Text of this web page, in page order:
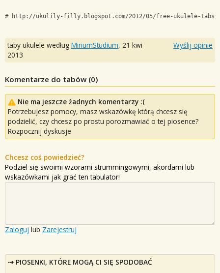
# http://ukulily-filly.blogspot.com/2012/05/free-ukulele-
taby ukulele według MiriumStudium, 21 kwi
2013
Wyślij opinie
Komentarze do tabów (0)
Nie ma jeszcze żadnych komentarzy :(
Potrzebujesz pomocy, masz wskazówkę którą chcesz się
podzielić, czy chcesz po prostu porozmawiać o tej piosence?
Rozpocznij dyskusje
Chcesz coś powiedzieć?
Podziel się swoimi wzorami strummingowymi, akordami lub
wskazówkami jak grać ten tabulator!
Zaloguj lub Zarejestruj
PIOSENKI, KTÓRE MOGĄ CI SIĘ SPODOBAĆ